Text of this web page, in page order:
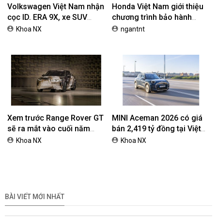
Volkswagen Việt Nam nhận
cọc ID. ERA 9X, xe SUV
EREV dự kiến giá dưới 3 tỷ
Khoa NX
Honda Việt Nam giới thiệu
chương trình bảo hành
chính hãng lên tới 10 năm
ngantnt
Xem trước Range Rover GT
sẽ ra mắt vào cuối năm
2026Khoa NX
MINI Aceman 2026 có giá
bán 2,419 tỷ đồng tại Việt
NamKhoa NX
BÀI VIẾT MỚI NHẤT